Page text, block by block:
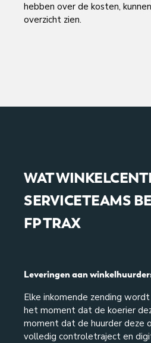
hebben over de kosten,
overzicht zien.
WAT
SERVICETEAMS
FP TRAX
Leveringen aan
Elke inkomende zending
het moment dat de koerier
moment dat de huurder deze
volledig controletraject en